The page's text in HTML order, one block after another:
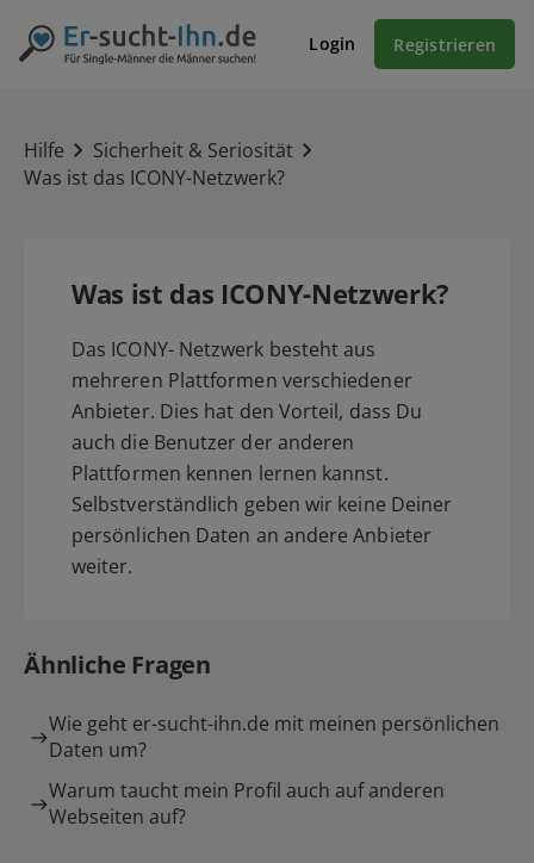
Login Registrieren
Hilfe
Sicherheit & Seriosität
Was ist das ICONY-Netzwerk?
Was ist das ICONY-Netzwerk?
Das ICONY- Netzwerk besteht aus
mehreren Plattformen verschiedener
Anbieter. Dies hat den Vorteil, dass Du
auch die Benutzer der anderen
Plattformen kennen lernen kannst.
Selbstverständlich geben wir keine Deiner
persönlichen Daten an andere Anbieter
weiter.
Ähnliche Fragen
Wie geht er-sucht-ihn.de mit meinen persönlichen
Daten um?
Warum taucht mein Profil auch auf anderen
Webseiten auf?